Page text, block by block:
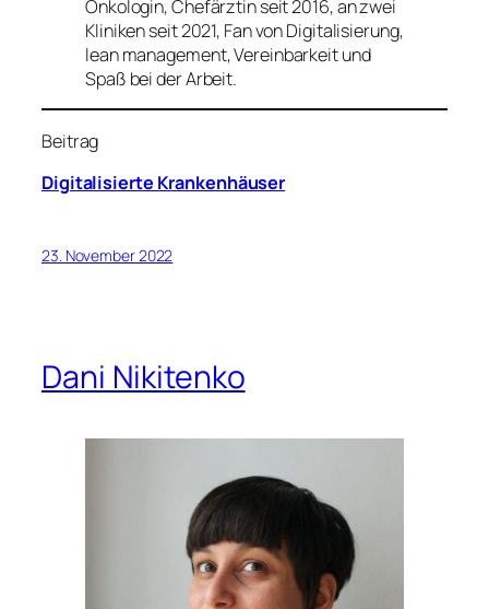
Onkologin, Chefärztin seit 2016, an zwei
Kliniken seit 2021, Fan von Digitalisierung,
lean management, Vereinbarkeit und
Spaß bei der Arbeit.
Beitrag
Digitalisierte Krankenhäuser
23. November 2022
Dani Nikitenko